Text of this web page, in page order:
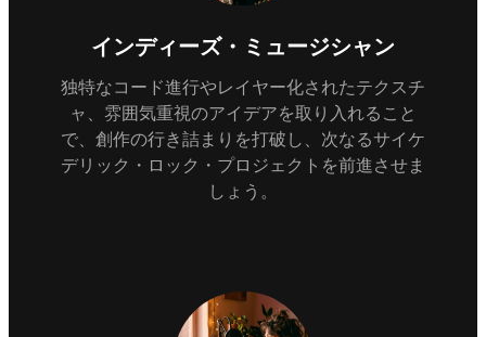
インディーズ・ミュージシャン
独特なコード進行やレイヤー化されたテクスチ
ャ、雰囲気重視のアイデアを取り入れること
で、創作の行き詰まりを打破し、次なるサイケ
デリック・ロック・プロジェクトを前進させま
しょう。